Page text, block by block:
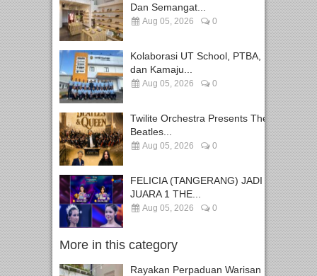
Dan Semangat...
Aug 05, 2026 0
Kolaborasi UT School, PTBA,
dan Kamaju...
Aug 05, 2026 0
Twilite Orchestra Presents The
Beatles...
Aug 05, 2026 0
FELICIA (TANGERANG) JADI
JUARA 1 THE...
Aug 05, 2026 0
More in this category
Rayakan Perpaduan Warisan